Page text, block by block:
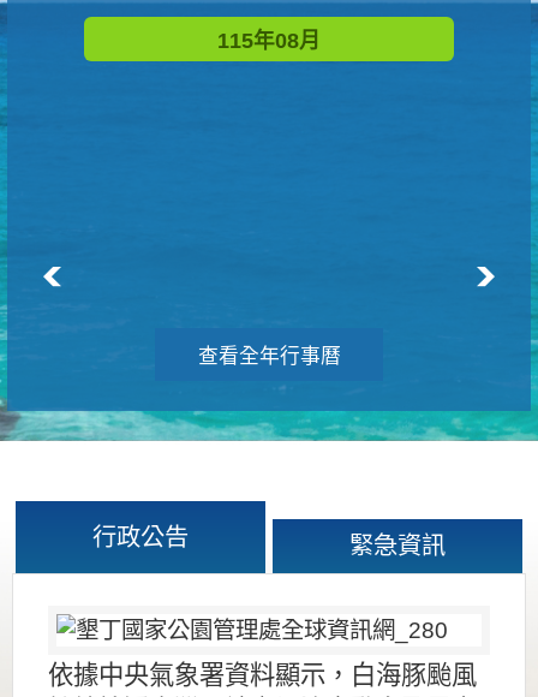
115年08月
查看全年行事曆
行政公告 緊急資訊
依據中央氣象署資料顯示，白海豚颱風